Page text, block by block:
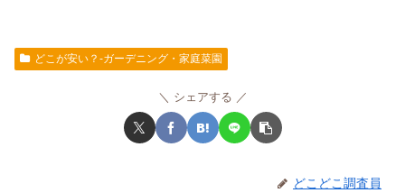
どこが安い？-ガーデニング・家庭菜園
シェアする
どこどこ調査員